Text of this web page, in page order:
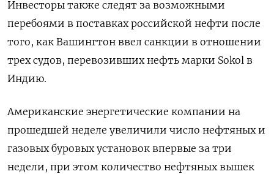
Инвесторы также следят за возможными
перебоями в поставках российской нефти после
того, как Вашингтон ввел санкции в отношении
трех судов, перевозивших нефть марки Sokol в
Индию.
Американские энергетические компании на
прошедшей неделе увеличили число нефтяных и
газовых буровых установок впервые за три
недели, при этом количество нефтяных вышек